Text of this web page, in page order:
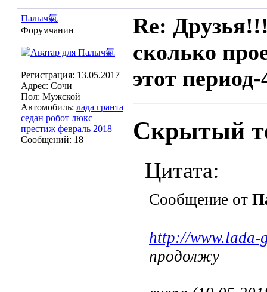
Палыч氣
Форумчанин
Регистрация: 13.05.2017
Адрес: Сочи
Пол: Мужской
Автомобиль: лада гранта
седан робот люкс
престиж февраль 2018
Сообщений: 18
Re:
сколько
этот период-
Скрытый
Цитата:
Сообщение от
http://www.lada-
продолжу